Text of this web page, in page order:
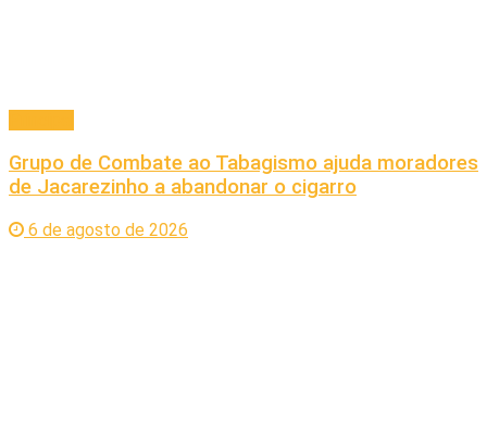
Grupo de Combate ao Tabagismo ajuda moradores
de Jacarezinho a abandonar o cigarro
6 de agosto de 2026